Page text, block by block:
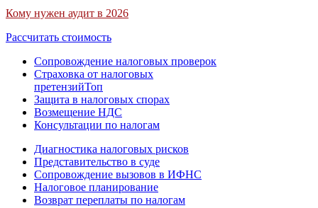
Кому нужен аудит в 2026
Рассчитать стоимость
Сопровождение налоговых проверок
Страховка от налоговых
претензийТоп
Защита в налоговых спорах
Возмещение НДС
Консультации по налогам
Диагностика налоговых рисков
Представительство в суде
Сопровождение вызовов в ИФНС
Налоговое планирование
Возврат переплаты по налогам